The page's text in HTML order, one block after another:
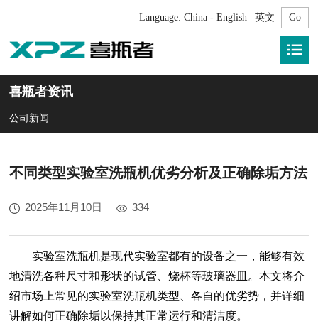
Language: China - English | 英文
喜瓶者资讯
公司新闻
不同类型实验室洗瓶机优劣分析及正确除垢方法
2025年11月10日 334
实验室洗瓶机是现代实验室都有的设备之一，能够有效
地清洗各种尺寸和形状的试管、烧杯等玻璃器皿。本文将介
绍市场上常见的实验室洗瓶机类型、各自的优劣势，并详细
讲解如何正确除垢以保持其正常运行和清洁度。